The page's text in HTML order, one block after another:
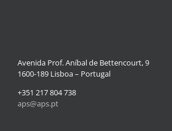
Avenida Prof. Aníbal de Bettencourt, 9
1600-189 Lisboa – Portugal
+351 217 804 738
aps@aps.pt